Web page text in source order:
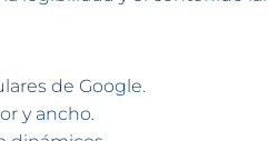
de Google.
y ancho.